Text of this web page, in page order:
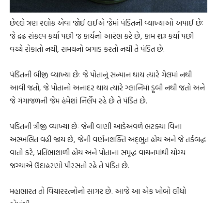
છેલ્લે ત્રણ શ્લોક એવા જોઈ લઈએ જેમાં પંડિતની વ્યાખ્યાઓ અપાઈ છેઃ
જે દ્રઢ સંકલ્પ કર્યા પછી જ કાર્યનો આરંભ કરે છે, કામ શરૂ કર્યા પછી
વચ્ચે રોકાતો નથી, સમયનો બગાડ કરતો નથી તે પંડિત છે.
પંડિતની બીજી વ્યાખ્યા છેઃ જે પોતાનું સન્માન થાય ત્યારે ગેલમાં નથી
આવી જતો, જે પોતાનો અનાદર થાય ત્યારે ગ્લાનિમાં ડૂબી નથી જતો અને
જે ગંગાજળની જેમ હંમેશાં નિર્લેપ રહે છે તે પંડિત છે.
પંડિતની ત્રીજી વ્યાખ્યા છેઃ જેની વાણી આડેઅવળે ભટક્યા વિના
અસ્ખલિત વહી જાય છે, જેની વર્ણનશક્તિ અદ્‌ભુત હોય અને જે તર્કબદ્ધ
વાતો કરે, પ્રતિભાશાળી હોય અને પોતાના સમૃદ્ધ વાચનમાંથી યોગ્ય
જગ્યાએ ઉદાહરણો પીરસતો રહે તે પંડિત છે.
મહાભારત તો વિચારરત્નોનો સાગર છે. આજે આ એક ખોબો લીધો